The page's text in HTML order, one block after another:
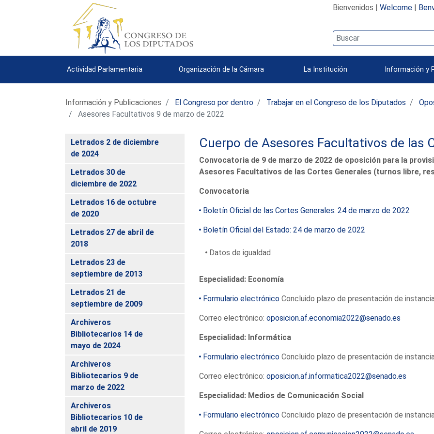
Bienvenidos | Welcome|
Actividad Parlamentaria Organización de la Cámara La Institución Información y
Información y Publicaciones El Congreso por dentro Trabajar en el Congreso de los Diputados
Asesores Facultativos 9 de marzo de 2022
Letrados 2 de diciembre
de 2024
Letrados 30 de
diciembre de 2022
Letrados 16 de octubre
de 2020
Letrados 27 de abril de
2018
Letrados 23 de
septiembre de 2013
Letrados 21 de
septiembre de 2009
Archiveros
Bibliotecarios 14 de
mayo de 2024
Archiveros
Bibliotecarios 9 de
marzo de 2022
Archiveros
Bibliotecarios 10 de
abril de 2019
Cuerpo de Asesores Facultativos de las
Convocatoria de 9 de marzo de 2022 de oposición para la
Asesores Facultativos de las Cortes Generales (turnos libre,
Convocatoria
Boletín Oficial de las Cortes Generales: 24 de marzo de 2022
Boletín Oficial del Estado: 24 de marzo de 2022
Datos de igualdad
Especialidad: Economía
Formulario electrónicoConcluido plazo de presentación de
Correo electrónico: oposicion.af.economia2022@senado.es
Especialidad: Informática
Formulario electrónicoConcluido plazo de presentación de
Correo electrónico: oposicion.af.informatica2022@senado.es
Especialidad: Medios de Comunicación Social
Formulario electrónicoConcluido plazo de presentación de